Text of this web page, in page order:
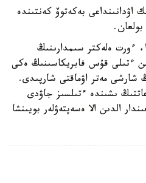
بەكەتوۆ كەنتىندە
ءورت ەلەكتر سىمدارىنىڭ
ءتىلى قۇس فابريكاسىنىڭ ەكى
مەتر اۋماقتى شارپىدى.
ىشىندە ءتىلسىز جاۋدى
الدىن الا ەسەپتەۋلەر بويىنشا